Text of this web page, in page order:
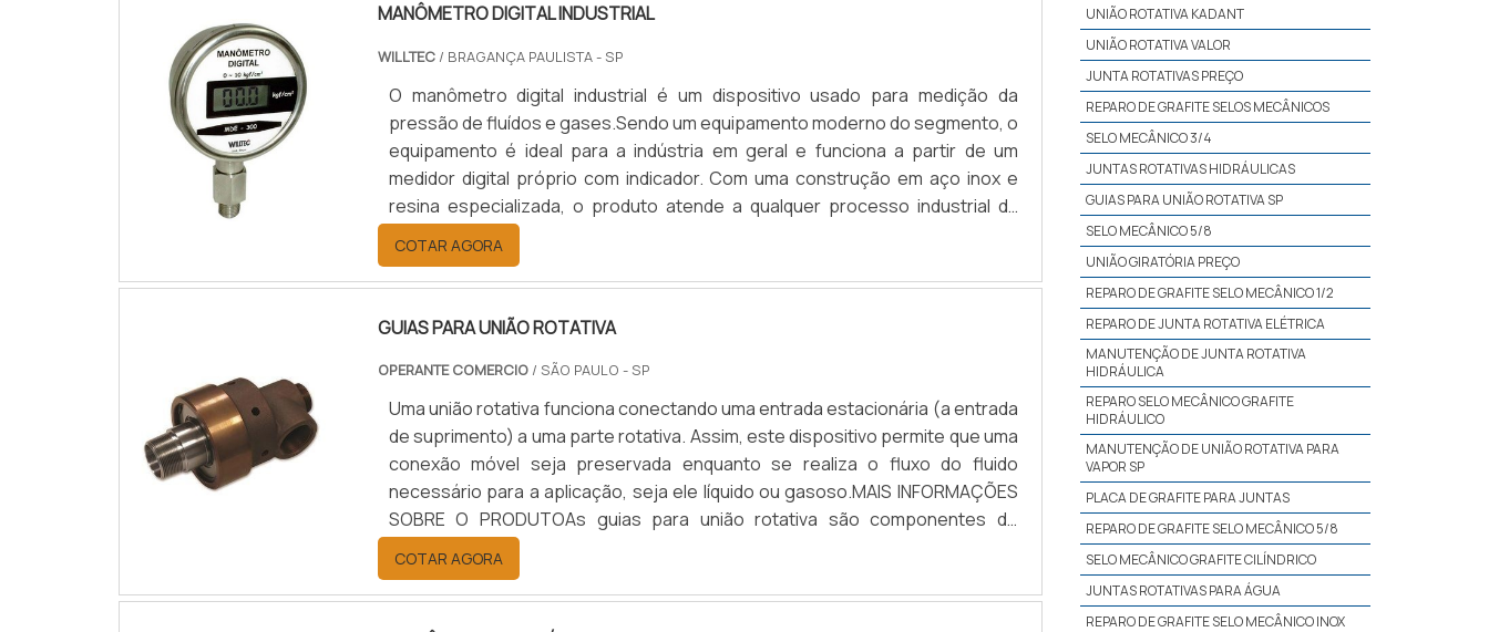
MANÔMETRO DIGITAL INDUSTRIAL
WILLTEC/ BRAGANÇA PAULISTA - SP
O manômetro digital industrial é um dispositivo usado para medição da
pressão de fluídos e gases.Sendo um equipamento moderno do segmento, o
equipamento é ideal para a indústria em geral e funciona a partir de um
medidor digital próprio com indicador. Com uma construção em aço inox e
resina especializada, o produto atende a qualquer processo industrial da
maneira mais ágil e eficaz possível. Vantagens em adquirir o produtoO
manômetro digital pode ser extremamente útil para o bom funcionamento e .
COTAR AGORA
GUIAS PARA UNIÃO ROTATIVA
OPERANTE COMERCIO/ SÃO PAULO - SP
Uma união rotativa funciona conectando uma entrada estacionária (a entrada
de suprimento) a uma parte rotativa. Assim, este dispositivo permite que uma
conexão móvel seja preservada enquanto se realiza o fluxo do fluido
necessário para a aplicação, seja ele líquido ou gasoso.MAIS INFORMAÇÕES
SOBRE O PRODUTOAs guias para união rotativa são componentes de
extrema importância para essa peça. Sendo assim, no momento da compra é
essencial ter em mente que as uniões rotativas são projetadas para cada
aplicação única, levando em consideração:Tipos de fluido;Número de
COTAR AGORA
UNIÃO ROTATIVA KADANT
UNIÃO ROTATIVA VALOR
JUNTA ROTATIVAS PREÇO
REPARO DE GRAFITE SELOS MECÂNICOS
SELO MECÂNICO 3/4
JUNTAS ROTATIVAS HIDRÁULICAS
GUIAS PARA UNIÃO ROTATIVA SP
SELO MECÂNICO 5/8
UNIÃO GIRATÓRIA PREÇO
REPARO DE GRAFITE SELO MECÂNICO 1/2
REPARO DE JUNTA ROTATIVA ELÉTRICA
MANUTENÇÃO DE JUNTA ROTATIVA
HIDRÁULICA
REPARO SELO MECÂNICO GRAFITE
HIDRÁULICO
MANUTENÇÃO DE UNIÃO ROTATIVA PARA
VAPOR SP
PLACA DE GRAFITE PARA JUNTAS
REPARO DE GRAFITE SELO MECÂNICO 5/8
SELO MECÂNICO GRAFITE CILÍNDRICO
JUNTAS ROTATIVAS PARA ÁGUA
REPARO DE GRAFITE SELO MECÂNICO INOX